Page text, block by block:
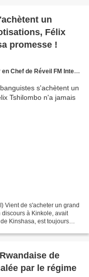
un
Félix
promesse !
de Réveil FM International
Vient de s'acheter un grand
à Kinkole, avait
Kinshasa, est toujours
de
par le régime